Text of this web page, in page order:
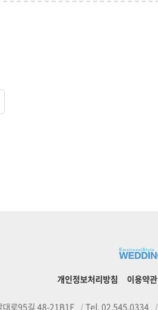
개인정보처리방침 이용약관
대로95길 48-21B1F | Tel. 02.545.0334 |